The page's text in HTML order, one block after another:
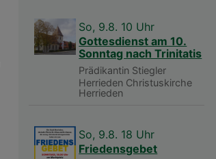
So, 9.8. 10 Uhr
Gottesdienst am 10.
Sonntag nach Trinitatis
Prädikantin Stiegler
Herrieden Christuskirche
Herrieden
So, 9.8. 18 Uhr
Friedensgebet